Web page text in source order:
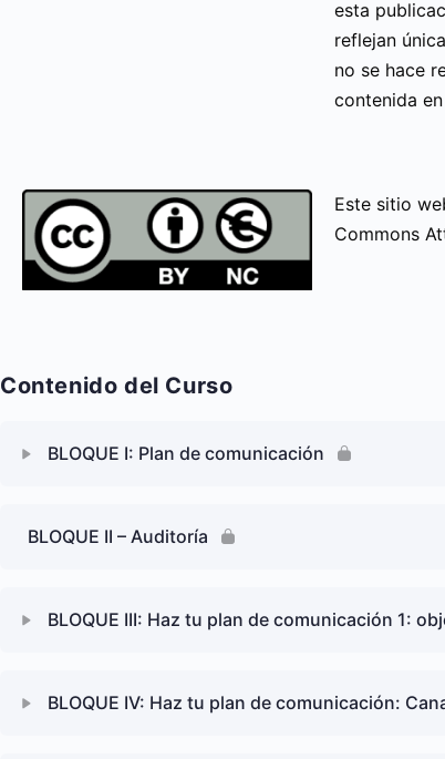
esta
reflejan
no se hace
contenida
Este sitio
Commons
Contenido del Curso
BLOQUE I: Plan de comunicación
BLOQUE II – Auditoría
BLOQUE III: Haz tu plan de comunicación 1:
BLOQUE IV: Haz tu plan de comunicación: